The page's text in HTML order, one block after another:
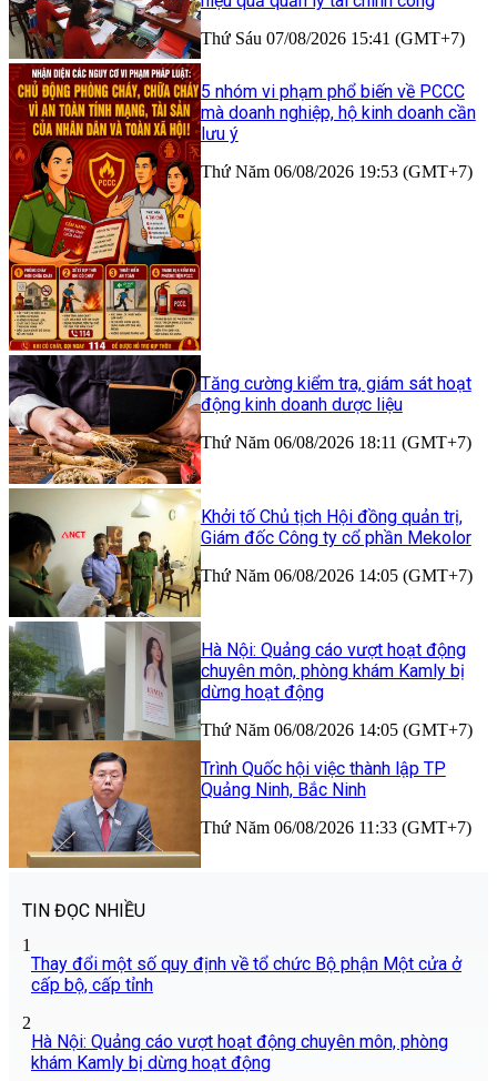
Thứ Sáu 07/08/2026 15:41 (GMT+7)
5 nhóm vi phạm phổ biến về PCCC
mà doanh nghiệp, hộ kinh doanh cần
lưu ý
Thứ Năm 06/08/2026 19:53 (GMT+7)
Tăng cường kiểm tra, giám sát hoạt
động kinh doanh dược liệu
Thứ Năm 06/08/2026 18:11 (GMT+7)
Khởi tố Chủ tịch Hội đồng quản trị,
Giám đốc Công ty cổ phần Mekolor
Thứ Năm 06/08/2026 14:05 (GMT+7)
Hà Nội: Quảng cáo vượt hoạt động
chuyên môn, phòng khám Kamly bị
dừng hoạt động
Thứ Năm 06/08/2026 14:05 (GMT+7)
Trình Quốc hội việc thành lập TP
Quảng Ninh, Bắc Ninh
Thứ Năm 06/08/2026 11:33 (GMT+7)
TIN ĐỌC NHIỀU
1
Thay đổi một số quy định về tổ chức Bộ phận Một cửa ở
cấp bộ, cấp tỉnh
2
Hà Nội: Quảng cáo vượt hoạt động chuyên môn, phòng
khám Kamly bị dừng hoạt động